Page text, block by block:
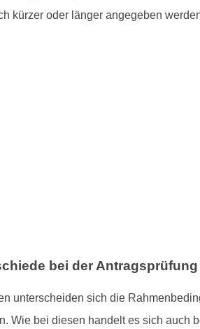
kürzer oder länger angegeben
bei der Antragsprüfung
unterscheiden sich die
Wie bei diesen handelt es sich auch